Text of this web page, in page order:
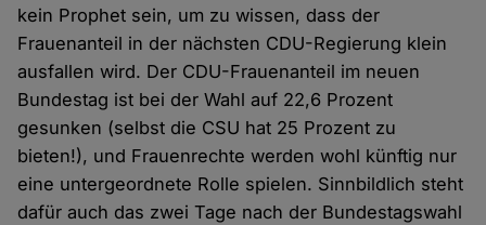
kein Prophet sein, um zu wissen, dass der
Frauenanteil in der nächsten CDU-Regierung klein
ausfallen wird. Der CDU-Frauenanteil im neuen
Bundestag ist bei der Wahl auf 22,6 Prozent
gesunken (selbst die CSU hat 25 Prozent zu
bieten!), und Frauenrechte werden wohl künftig nur
eine untergeordnete Rolle spielen. Sinnbildlich steht
dafür auch das zwei Tage nach der Bundestagswahl